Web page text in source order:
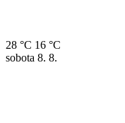
28 °C 16 °C
sobota 8. 8.